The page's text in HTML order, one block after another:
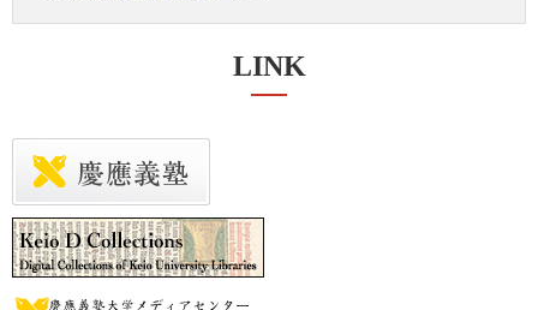
LINK